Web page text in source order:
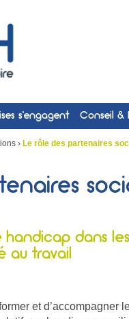
s’engagent Conseil &
› Le rôle des partenaires
dans
au travail
et